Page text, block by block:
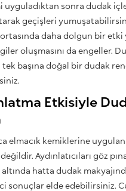
uyguladıktan sonra dudak
geçişleri
daha dolgun bir etki
oluşmasını da engeller.
başına doğal bir dudak
Etkisiyle
elmacık kemiklerine
Aydınlatıcıları göz
hatta dudak
sonuçlar elde edebilirsiniz.